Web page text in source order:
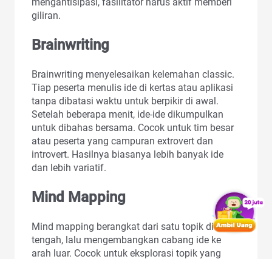
giliran.
Brainwriting
Brainwriting menyelesaikan kelemahan classic.
Tiap peserta menulis ide di kertas atau aplikasi
tanpa dibatasi waktu untuk berpikir di awal.
Setelah beberapa menit, ide-ide dikumpulkan
untuk dibahas bersama. Cocok untuk tim besar
atau peserta yang campuran extrovert dan
introvert. Hasilnya biasanya lebih banyak ide
dan lebih variatif.
Mind Mapping
Mind mapping berangkat dari satu topik di
tengah, lalu mengembangkan cabang ide ke
arah luar. Cocok untuk eksplorasi topik yang